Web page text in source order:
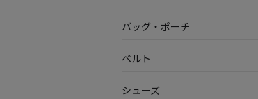
バッグ・ポーチ
ベルト
シューズ